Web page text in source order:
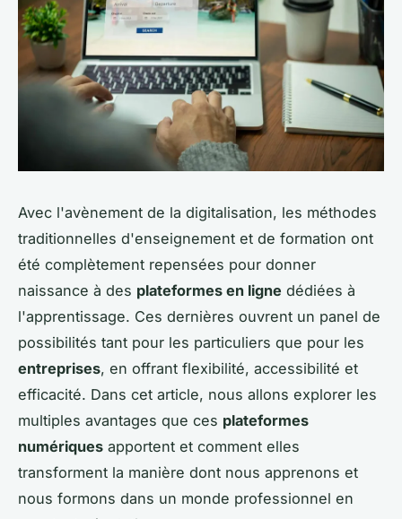
Avec l'avènement de la digitalisation, les méthodes
traditionnelles d'enseignement et de formation ont
été complètement repensées pour donner
naissance à des plateformes en ligne dédiées à
l'apprentissage. Ces dernières ouvrent un panel de
possibilités tant pour les particuliers que pour les
entreprises, en offrant flexibilité, accessibilité et
efficacité. Dans cet article, nous allons explorer les
multiples avantages que ces plateformes
numériques apportent et comment elles
transforment la manière dont nous apprenons et
nous formons dans un monde professionnel en